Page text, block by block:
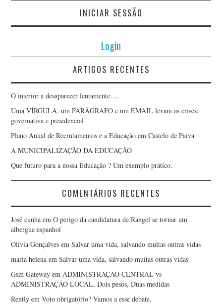
INICIAR SESSÃO
Login
ARTIGOS RECENTES
O interior a desaparecer lentamente….
Uma VÍRGULA, um PARÁGRAFO e um EMAIL levam as crises:
governativa e presidencial
Plano Anual de Recrutamentos e a Educação em Castelo de Paiva
A MUNICIPALIZAÇÃO DA EDUCAÇÃO
Que futuro para a nossa Educação ? Um exemplo prático.
COMENTÁRIOS RECENTES
José cunha emO perigo da candidatura de Rangel se tornar um
albergue espanhol
Olívia Gonçalves emSalvar uma vida, salvando muitas outras vidas
maria helena emSalvar uma vida, salvando muitas outras vidas
Gsm Gateway emADMINISTRAÇÃO CENTRAL vs
ADMINISTRAÇÃO LOCAL, Dois pesos, Duas medidas
Rently emVoto obrigatório? Vamos a esse debate.